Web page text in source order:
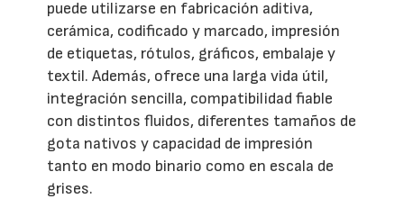
puede utilizarse en fabricación aditiva,
cerámica, codificado y marcado, impresión
de etiquetas, rótulos, gráficos, embalaje y
textil. Además, ofrece una larga vida útil,
integración sencilla, compatibilidad fiable
con distintos fluidos, diferentes tamaños de
gota nativos y capacidad de impresión
tanto en modo binario como en escala de
grises.